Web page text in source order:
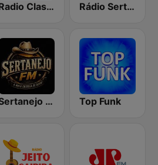
Radio Classicos Sertanejos Rádio Sertaneja
Sertanejo FM Top Funk